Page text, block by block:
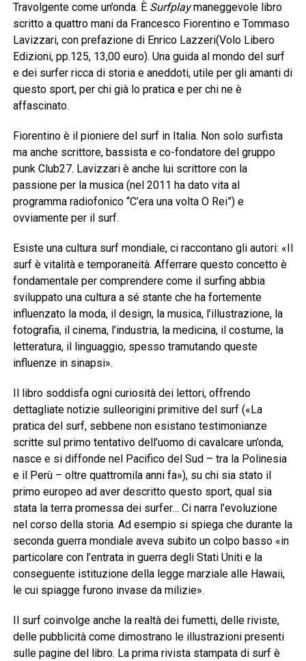
Travolgente come un’onda. È Surfplaymaneggevole libro
scritto a quattro mani da Francesco Fiorentino e Tommaso
Lavizzari, con prefazione di Enrico Lazzeri(Volo Libero
Edizioni, pp.125, 13,00 euro). Una guida al mondo del surf
e dei surfer ricca di storia e aneddoti, utile per gli amanti di
questo sport, per chi già lo pratica e per chi ne è
affascinato.
Fiorentino è il pioniere del surf in Italia. Non solo surfista
ma anche scrittore, bassista e co-fondatore del gruppo
punk Club27. Lavizzari è anche lui scrittore con la
passione per la musica (nel 2011 ha dato vita al
programma radiofonico “C’era una volta O Rei”) e
ovviamente per il surf.
Esiste una cultura surf mondiale, ci raccontano gli autori: «Il
surf è vitalità e temporaneità. Afferrare questo concetto è
fondamentale per comprendere come il surfing abbia
sviluppato una cultura a sé stante che ha fortemente
influenzato la moda, il design, la musica, l’illustrazione, la
fotografia, il cinema, l’industria, la medicina, il costume, la
letteratura, il linguaggio, spesso tramutando queste
influenze in sinapsi».
Il libro soddisfa ogni curiosità dei lettori, offrendo
dettagliate notizie sulleorigini primitive del surf («La
pratica del surf, sebbene non esistano testimonianze
scritte sul primo tentativo dell’uomo di cavalcare un’onda,
nasce e si diffonde nel Pacifico del Sud – tra la Polinesia
e il Perù – oltre quattromila anni fa»), su chi sia stato il
primo europeo ad aver descritto questo sport, qual sia
stata la terra promessa dei surfer… Ci narra l’evoluzione
nel corso della storia. Ad esempio si spiega che durante la
seconda guerra mondiale aveva subito un colpo basso «in
particolare con l’entrata in guerra degli Stati Uniti e la
conseguente istituzione della legge marziale alle Hawaii,
le cui spiagge furono invase da milizie».
Il surf coinvolge anche la realtà dei fumetti, delle riviste,
delle pubblicità come dimostrano le illustrazioni presenti
sulle pagine del libro. La prima rivista stampata di surf è